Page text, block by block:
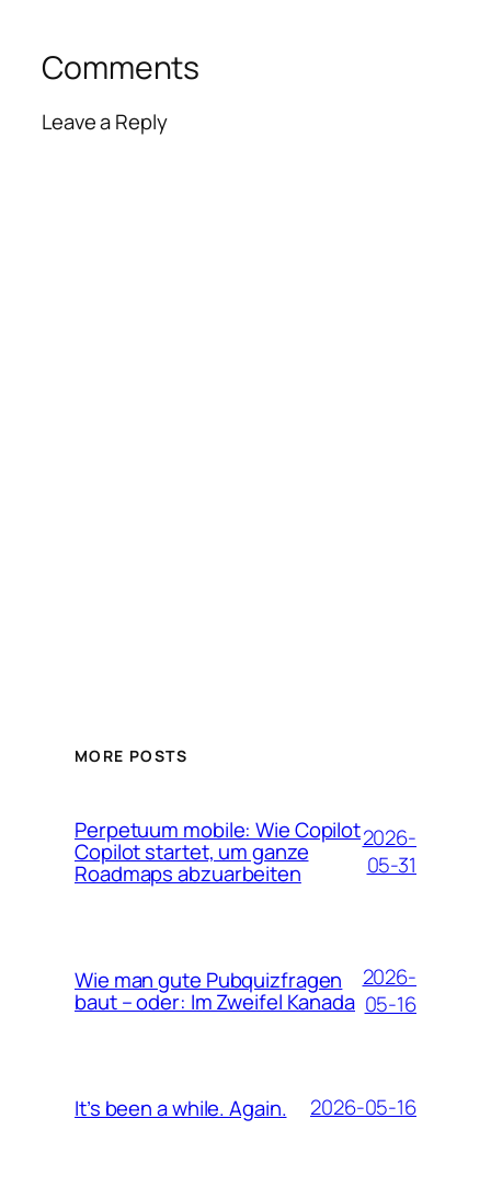
Comments
Leave a Reply
MORE POSTS
Perpetuum mobile: Wie Copilot
Copilot startet, um ganze
Roadmaps abzuarbeiten
2026-
05-31
Wie man gute Pubquizfragen
baut – oder: Im Zweifel Kanada
2026-
05-16
It’s been a while. Again. 2026-05-16